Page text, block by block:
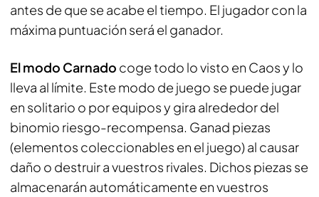
antes de que se acabe el tiempo. El jugador con la
máxima puntuación será el ganador.
El modo Carnado coge todo lo visto en Caos y lo
lleva al límite. Este modo de juego se puede jugar
en solitario o por equipos y gira alrededor del
binomio riesgo-recompensa. Ganad piezas
(elementos coleccionables en el juego) al causar
daño o destruir a vuestros rivales. Dichos piezas se
almacenarán automáticamente en vuestros